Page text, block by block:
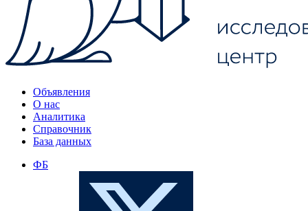
Объявления
О нас
Аналитика
Справочник
База данных
ФБ